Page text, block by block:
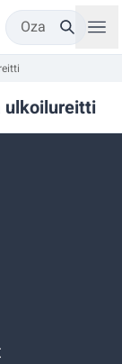
Oza
ulkoilureitti